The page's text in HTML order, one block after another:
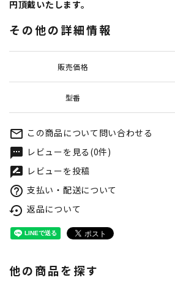
円頂戴いたします。
その他の詳細情報
販売価格
型番
mail_outline この商品について問い合わせる
textsms レビューを見る(0件)
rate_review レビューを投稿
help_outline 支払い・配送について
settings_backup_restore 返品について
他の商品を探す